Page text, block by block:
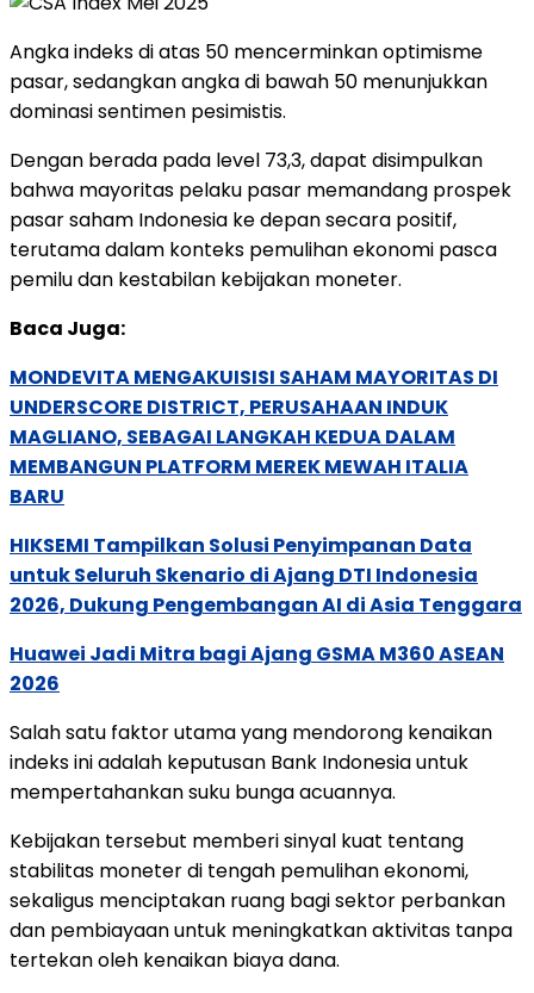
Angkaindeksdiatas 50 mencerminkanoptimisme
pasar,sedangkanangkadi bawah 50 menunjukkan
dominasisentimen pesimistis.
Dengan berada pada level 73,3,dapat disimpulkan
bahwa mayoritas pelaku pasar memandang prospek
pasarsaham Indonesia kedepansecara positif,
terutamadalam konteks pemulihanekonomi pasca
pemiludan kestabilan kebijakan moneter.
Baca Juga:
MONDEVITA MENGAKUISISI SAHAM MAYORITAS DI
UNDERSCORE DISTRICT, PERUSAHAAN INDUK
MAGLIANO, SEBAGAI LANGKAH KEDUA DALAM
MEMBANGUN PLATFORM MEREK MEWAH ITALIA
BARU
HIKSEMI Tampilkan Solusi Penyimpanan Data
untuk Seluruh Skenario di Ajang DTI Indonesia
2026, Dukung Pengembangan AI di Asia Tenggara
Huawei Jadi Mitra bagi Ajang GSMA M360 ASEAN
2026
Salahsatu faktorutamayang mendorong kenaikan
indeksiniadalah keputusan Bank Indonesiauntuk
mempertahankansuku bungaacuannya.
Kebijakan tersebut memberisinyal kuat tentang
stabilitas moneterdi tengah pemulihanekonomi,
sekaligus menciptakan ruang bagisektor perbankan
dan pembiayaanuntuk meningkatkanaktivitas tanpa
tertekanoleh kenaikan biayadana.